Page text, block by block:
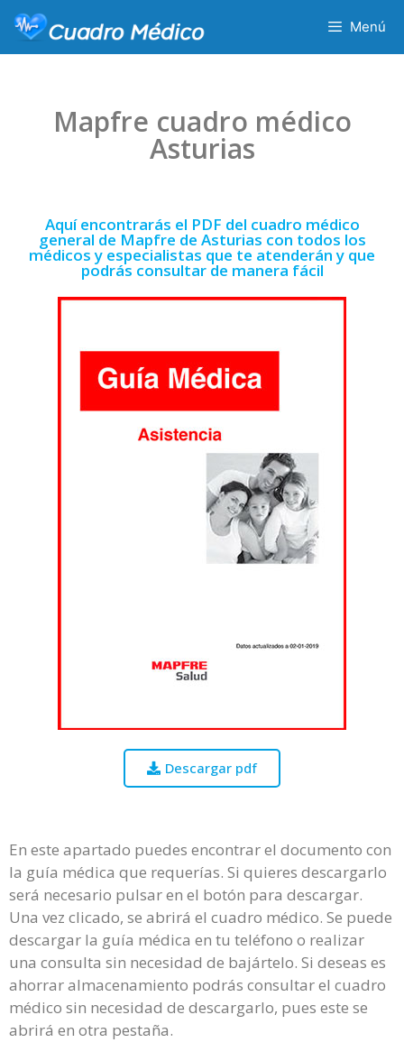
Menú
Mapfre cuadro médico
Asturias
Aquí encontrarás el PDF del cuadro médico
general de Mapfre de Asturias con todos los
médicos y especialistas que te atenderán y que
podrás consultar de manera fácil
Descargar pdf
En este apartado puedes encontrar el documento con
la guía médica que requerías. Si quieres descargarlo
será necesario pulsar en el botón para descargar.
Una vez clicado, se abrirá el cuadro médico. Se puede
descargar la guía médica en tu teléfono o realizar
una consulta sin necesidad de bajártelo. Si deseas es
ahorrar almacenamiento podrás consultar el cuadro
médico sin necesidad de descargarlo, pues este se
abrirá en otra pestaña.